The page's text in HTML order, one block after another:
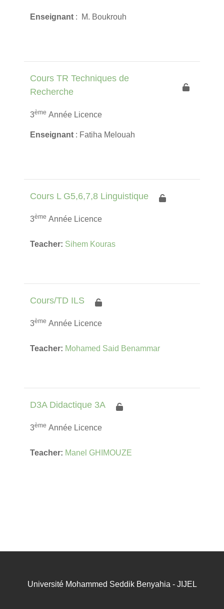
Enseignant : M. Boukrouh
Cours TR Techniques de
Recherche
3ème Année Licence
Enseignant : Fatiha Melouah
Cours L G5,6,7,8 Linguistique
3ème Année Licence
Teacher: Sihem Kouras
Cours/TD ILS
3ème Année Licence
Teacher: Mohamed Said Benammar
D3A Didactique 3A
3ème Année Licence
Teacher: Manel GHIMOUZE
Université Mohammed Seddik Benyahia - JIJEL